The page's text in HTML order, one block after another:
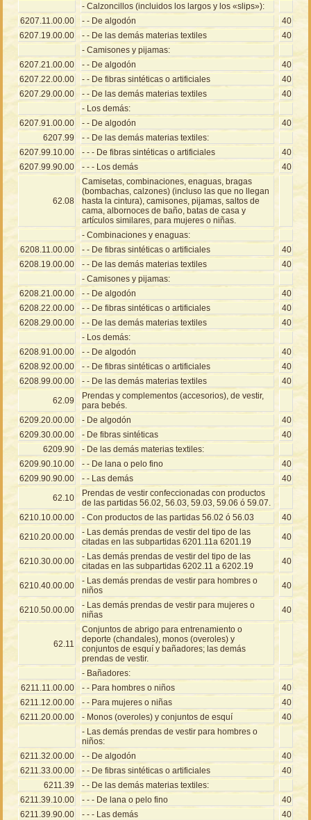
- Calzoncillos (incluidos los largos y los «slips»):
6207.11.00.00
- - De algodón
40
6207.19.00.00
- - De las demás materias textiles
40
- Camisones y pijamas:
6207.21.00.00
- - De algodón
40
6207.22.00.00
- - De fibras sintéticas o artificiales
40
6207.29.00.00
- - De las demás materias textiles
40
- Los demás:
6207.91.00.00
- - De algodón
40
6207.99
- - De las demás materias textiles:
6207.99.10.00
- - - De fibras sintéticas o artificiales
40
6207.99.90.00
- - - Los demás 40
62.08
Camisetas, combinaciones, enaguas, bragas
(bombachas, calzones) (incluso las que no llegan
hasta la cintura), camisones, pijamas, saltos de
cama, albornoces de baño, batas de casa y
artículos similares, para mujeres o niñas.
- Combinaciones y enaguas:
6208.11.00.00
- - De fibras sintéticas o artificiales
40
6208.19.00.00
- - De las demás materias textiles
40
- Camisones y pijamas:
6208.21.00.00
- - De algodón
40
6208.22.00.00
- - De fibras sintéticas o artificiales
40
6208.29.00.00
- - De las demás materias textiles
40
- Los demás:
6208.91.00.00
- - De algodón
40
6208.92.00.00
- - De fibras sintéticas o artificiales
40
6208.99.00.00
- - De las demás materias textiles
40
62.09
Prendas y complementos (accesorios), de vestir,
para bebés.
6209.20.00.00
- De algodón
40
6209.30.00.00
- De fibras sintéticas
40
6209.90
- De las demás materias textiles:
6209.90.10.00
- - De lana o pelo fino
40
6209.90.90.00
- - Las demás
40
62.10
Prendas de vestir confeccionadas con productos
de las partidas 56.02, 56.03, 59.03, 59.06 ó 59.07.
6210.10.00.00
- Con productos de las partidas 56.02 ó 56.03
40
6210.20.00.00
- Las demás prendas de vestir del tipo de las
citadas en las subpartidas 6201.11a 6201.19
40
6210.30.00.00
- Las demás prendas de vestir del tipo de las
citadas en las subpartidas 6202.11 a 6202.19
40
6210.40.00.00
- Las demás prendas de vestir para hombres o
niños
40
6210.50.00.00
- Las demás prendas de vestir para mujeres o
niñas
40
62.11
Conjuntos de abrigo para entrenamiento o
deporte (chandales), monos (overoles) y
conjuntos de esquí y bañadores; las demás
prendas de vestir.
- Bañadores:
6211.11.00.00
- - Para hombres o niños
40
6211.12.00.00
- - Para mujeres o niñas
40
6211.20.00.00
- Monos (overoles) y conjuntos de esquí
40
- Las demás prendas de vestir para hombres o
niños:
6211.32.00.00
- - De algodón
40
6211.33.00.00
- - De fibras sintéticas o artificiales
40
6211.39
- - De las demás materias textiles:
6211.39.10.00
- - - De lana o pelo fino
40
6211.39.90.00
- - - Las demás
40